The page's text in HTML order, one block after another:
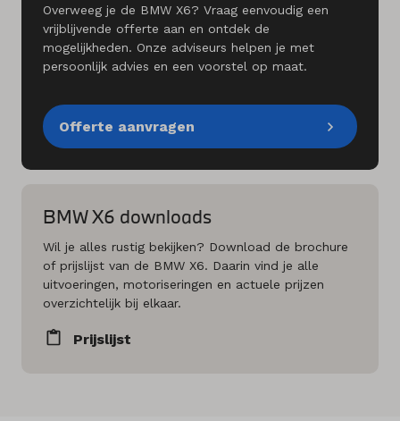
Overweeg je de BMW X6? Vraag eenvoudig een
vrijblijvende offerte aan en ontdek de
mogelijkheden. Onze adviseurs helpen je met
persoonlijk advies en een voorstel op maat.
Offerte aanvragen
BMW X6 downloads
Wil je alles rustig bekijken? Download de brochure
of prijslijst van de BMW X6. Daarin vind je alle
uitvoeringen, motoriseringen en actuele prijzen
overzichtelijk bij elkaar.
Prijslijst